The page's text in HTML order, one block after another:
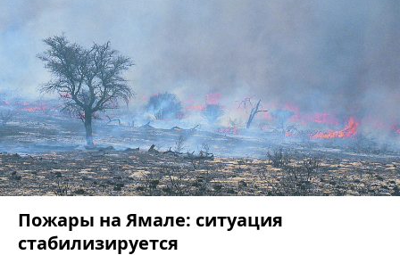
Пожары на Ямале: ситуация
стабилизируется